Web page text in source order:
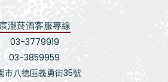
瀧菸酒客服專線
03-3779919
03-3859959
市八德區義勇街35號